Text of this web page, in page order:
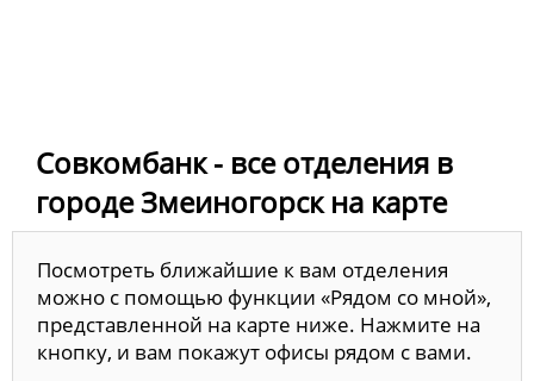
Совкомбанк - все отделения в
городе Змеиногорск на карте
Посмотреть ближайшие к вам отделения
можно с помощью функции «Рядом со мной»,
представленной на карте ниже. Нажмите на
кнопку, и вам покажут офисы рядом с вами.